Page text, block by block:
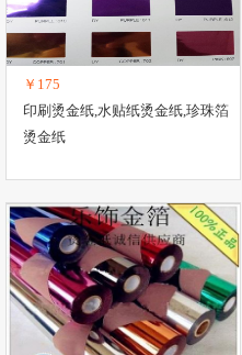
￥175
印刷烫金纸,水贴纸烫金纸,珍珠箔
烫金纸